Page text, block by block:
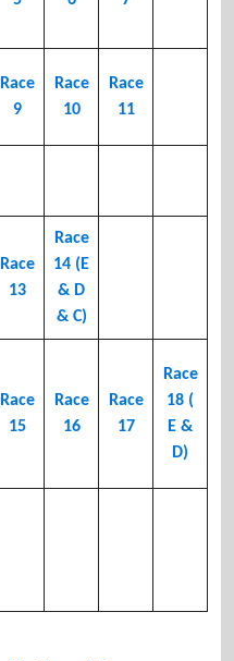
Race
9
Race
10
Race
11
Race
13
Race
14 (E
& D
& C)
Race
15
Race
16
Race
17
Race
18 (
E &
D)